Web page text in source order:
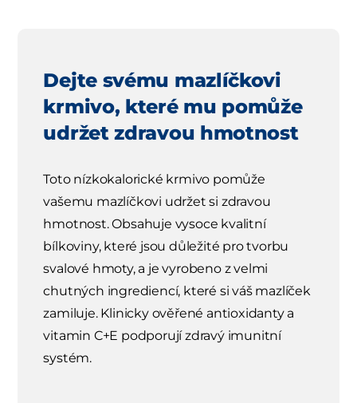
Dejte svému mazlíčkovi
krmivo, které mu pomůže
udržet zdravou hmotnost
Toto nízkokalorické krmivo pomůže
vašemu mazlíčkovi udržet si zdravou
hmotnost. Obsahuje vysoce kvalitní
bílkoviny, které jsou důležité pro tvorbu
svalové hmoty, a je vyrobeno z velmi
chutných ingrediencí, které si váš mazlíček
zamiluje. Klinicky ověřené antioxidanty a
vitamin C+E podporují zdravý imunitní
systém.